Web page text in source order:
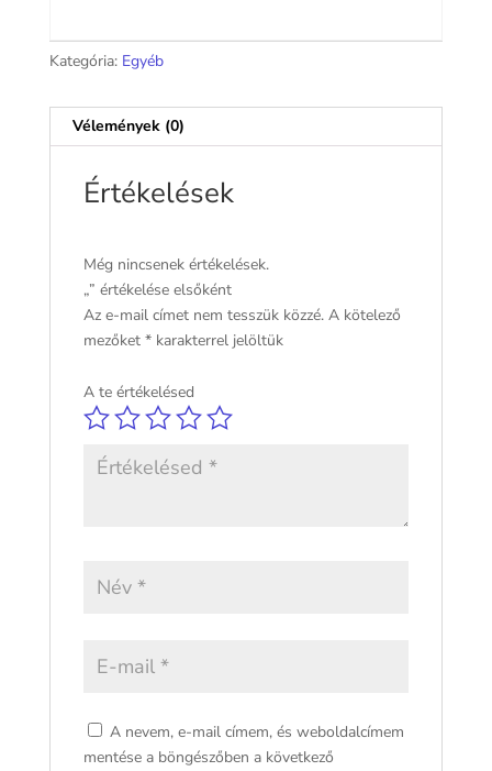
Kategória: Egyéb
Vélemények (0)
Értékelések
Még nincsenek értékelések.
„” értékelése elsőként
Az e-mail címet nem tesszük közzé. A kötelező
mezőket *karakterrel jelöltük
A te értékelésed
A nevem, e-mail címem, és weboldalcímem
mentése a böngészőben a következő